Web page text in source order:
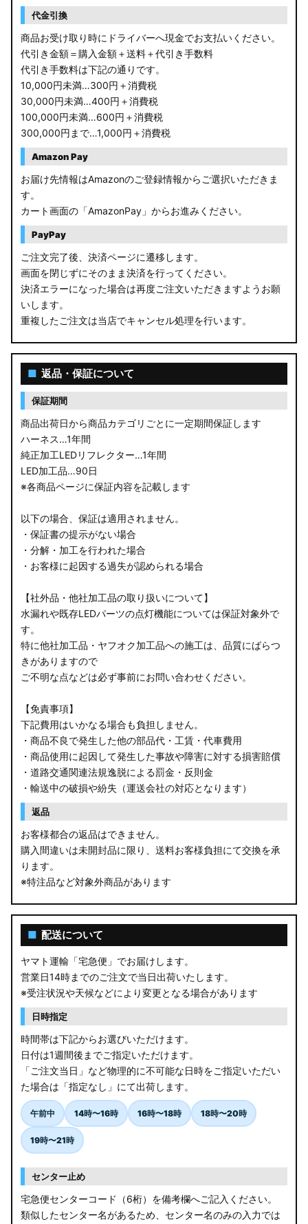
RP6/7 ステップワゴン
RP1/2 RP3/4 ステップワゴン/スパーダ
RK5/6 ステップワゴンスパーダ
RC1/2 オデッセイ
GB5〜8 フリード
GR フィット
GP5/6 GK3〜6 フィット
MK53S スペーシアカスタム
MA37S/MA27S ソリオ / ソリオ バンディット
MA26S/MA36S ソリオ
ZC33S スイフトスポーツ
LA650S タントカスタム
LA600S タントカスタム
LA150S ムーヴカスタム
LA700S ウェイク
GN0W アウトランダー
GK1W/GK9W エクリプスクロス
CV1W デリカD:5
B34A/B35A/B37A/B38A デリカミニ
B34W/B35W/B37W/B38W ekクロススペース
B34W/B35W/B37W/B38W ekクロス
KG CX-8
GU クロストレック
GU インプレッサ
VN5 VNH レヴォーグ / レイバック
ZD8 BRZ
ZC6 BRZ
URJ201 LX570
AGL10W RX450h
USF/UVF4# LS600h
JF5/6 N-BOX カスタム
MK94S/MK54S スペーシア / カスタム
ZCEDS/ZDEDS/ZCDDS/ZDDDS スイフト
AZSH36W/AZSH37W クラウンスポーツ
LA400K コペン
汎用LEDバルブ
アウトレット
代金引換
商品お受け取り時にドライバーへ現金でお支払いください。
代引き金額＝購入金額＋送料＋代引き手数料
代引き手数料は下記の通りです。
10,000円未満…300円＋消費税
30,000円未満…400円＋消費税
100,000円未満…600円＋消費税
300,000円まで…1,000円＋消費税
Amazon Pay
お届け先情報はAmazonのご登録情報からご選択いただきま
す。
カート画面の「AmazonPay」からお進みください。
PayPay
ご注文完了後、決済ページに遷移します。
画面を閉じずにそのまま決済を行ってください。
決済エラーになった場合は再度ご注文いただきますようお願
いします。
重複したご注文は当店でキャンセル処理を行います。
■ 返品・保証について
保証期間
商品出荷日から商品カテゴリごとに一定期間保証します
ハーネス…1年間
純正加工LEDリフレクター…1年間
LED加工品…90日
※各商品ページに保証内容を記載します
以下の場合、保証は適用されません。
・保証書の提示がない場合
・分解・加工を行われた場合
・お客様に起因する過失が認められる場合
【社外品・他社加工品の取り扱いについて】
水漏れや既存LEDパーツの点灯機能については保証対象外で
す。
特に他社加工品・ヤフオク加工品への施工は、品質にばらつ
きがありますので
ご不明な点などは必ず事前にお問い合わせください。
【免責事項】
下記費用はいかなる場合も負担しません。
・商品不良で発生した他の部品代・工賃・代車費用
・商品使用に起因して発生した事故や障害に対する損害賠償
・道路交通関連法規逸脱による罰金・反則金
・輸送中の破損や紛失（運送会社の対応となります）
返品
お客様都合の返品はできません。
購入間違いは未開封品に限り、送料お客様負担にて交換を承
ります。
※特注品など対象外商品があります
■ 配送について
ヤマト運輸「宅急便」でお届けします。
営業日14時までのご注文で当日出荷いたします。
※受注状況や天候などにより変更となる場合があります
日時指定
時間帯は下記からお選びいただけます。
日付は1週間後までご指定いただけます。
「ご注文当日」など物理的に不可能な日時をご指定いただい
た場合は「指定なし」にて出荷します。
午前中 14時〜16時 16時〜18時 18時〜20時
19時〜21時
センター止め
宅急便センターコード（6桁）を備考欄へご記入ください。
類似したセンター名があるため、センター名のみの入力では